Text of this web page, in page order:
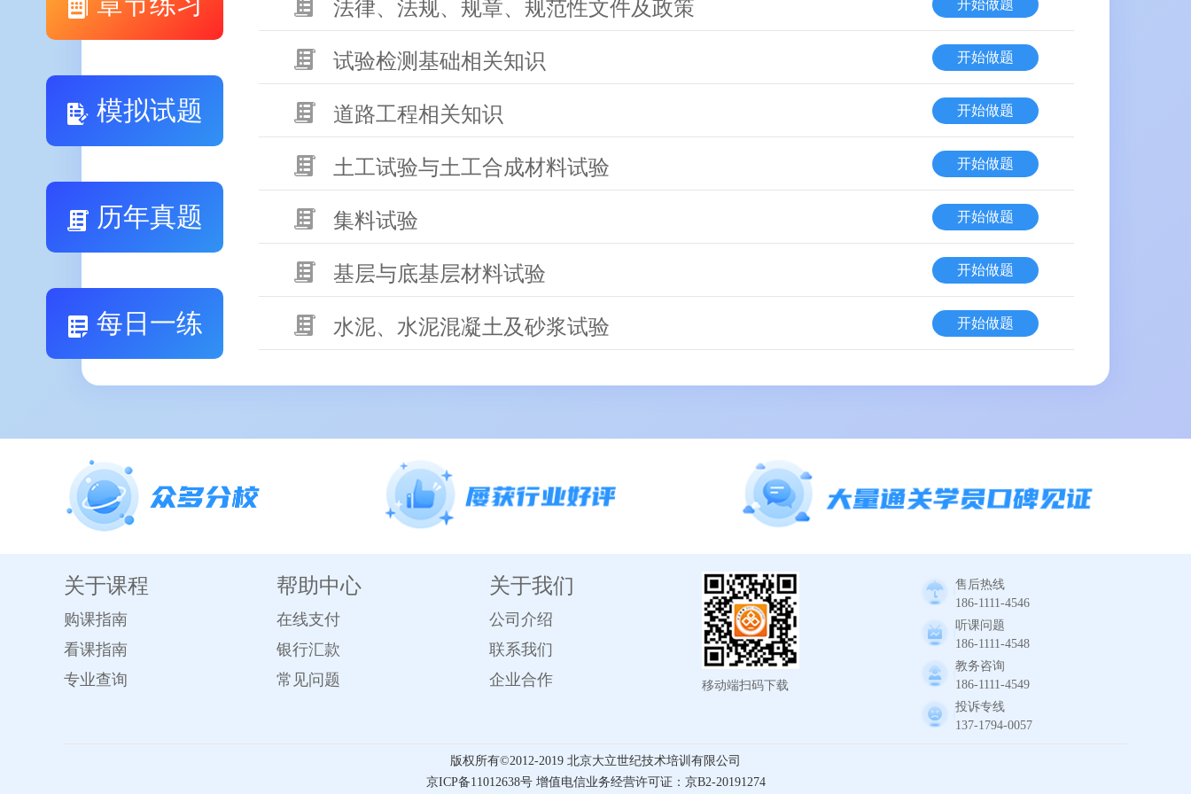
模拟试题
历年真题
每日一练
法律、法规、规章、规范性文件及政策 开始做题
试验检测基础相关知识 开始做题
道路工程相关知识 开始做题
土工试验与土工合成材料试验 开始做题
集料试验 开始做题
基层与底基层材料试验 开始做题
水泥、水泥混凝土及砂浆试验 开始做题
关于课程
购课指南
看课指南
专业查询
帮助中心
在线支付
银行汇款
常见问题
关于我们
公司介绍
联系我们
企业合作
移动端扫码下载
售后热线
186-1111-4546
听课问题
186-1111-4548
教务咨询
186-1111-4549
投诉专线
137-1794-0057
版权所有©️2012-2019 北京大立世纪技术培训有限公司
京ICP备11012638号 增值电信业务经营许可证：京B2-20191274